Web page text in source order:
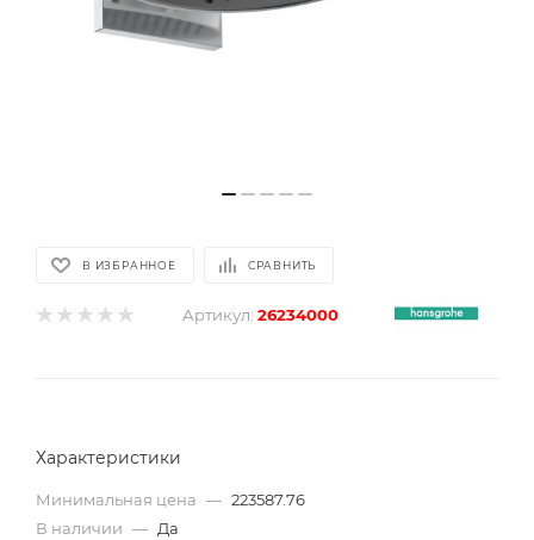
В ИЗБРАННОЕ СРАВНИТЬ
Артикул: 26234000
Характеристики
Минимальная цена — 223587.76
В наличии — Да